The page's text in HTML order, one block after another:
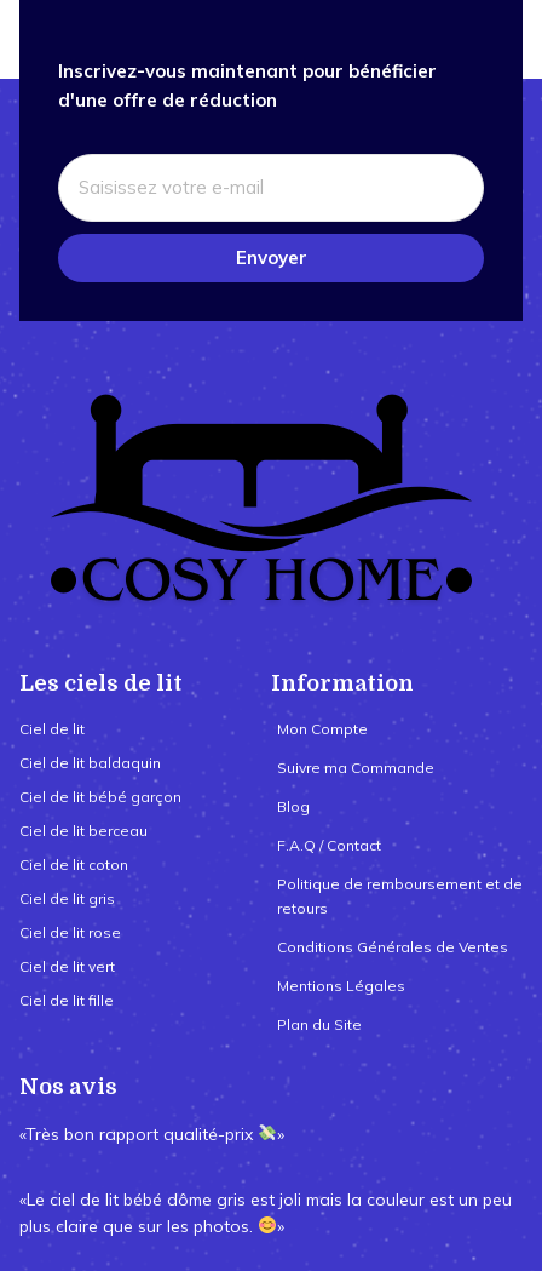
Inscrivez-vous maintenant pour bénéficier
d'une offre de réduction
Envoyer
Les ciels de lit
Ciel de lit
Ciel de lit baldaquin
Ciel de lit bébé garçon
Ciel de lit berceau
Ciel de lit coton
Ciel de lit gris
Ciel de lit rose
Ciel de lit vert
Ciel de lit fille
Information
Mon Compte
Suivre ma Commande
Blog
F.A.Q / Contact
Politique de remboursement et de
retours
Conditions Générales de Ventes
Mentions Légales
Plan du Site
Nos avis
«Très bon rapport qualité-prix »
«Le ciel de lit bébé dôme gris est joli mais la couleur est un peu
plus claire que sur les photos.
»